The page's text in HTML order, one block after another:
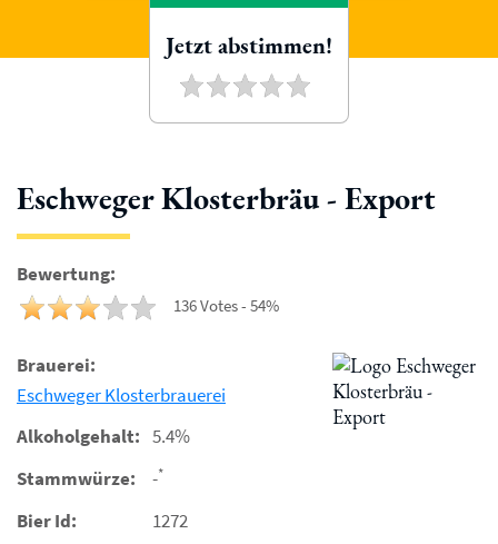
Eschweger Klosterbräu - Export
Bewertung:
136 Votes - 54%
Brauerei:
Eschweger Klosterbrauerei
Alkoholgehalt: 5.4%
Stammwürze:
-*
Bier Id: 1272
Jetzt abstimmen!